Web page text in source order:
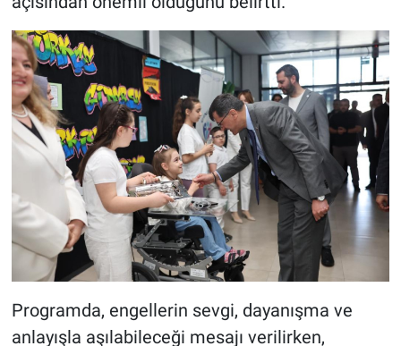
Programda, engellerin sevgi, dayanışma ve
anlayışla aşılabileceği mesajı verilirken,